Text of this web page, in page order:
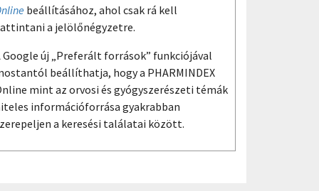
beállításához, ahol csak rá kell
a jelölőnégyzetre.
Google új „Preferált források” funkciójával
beállíthatja, hogy a PHARMINDEX
mint az orvosi és gyógyszerészeti témák
információforrása gyakrabban
a keresési találatai között.